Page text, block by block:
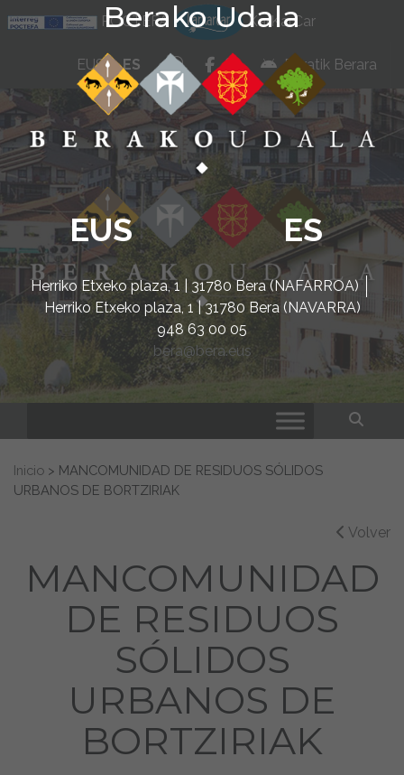
Berako Udala
EUS ES
Herriko Etxeko plaza, 1 | 31780 Bera (NAFARROA)
Herriko Etxeko plaza, 1 | 31780 Bera (NAVARRA)
948 63 00 05
bera@bera.eus
POCTEFA KarKarCar
EUS ES whatsapp
facebook
instagram
Beratik Berara
Buscar:
Inicio > MANCOMUNIDAD DE RESIDUOS SÓLIDOS
URBANOS DE BORTZIRIAK
Volver
MANCOMUNIDAD
DE RESIDUOS
SÓLIDOS
URBANOS DE
BORTZIRIAK